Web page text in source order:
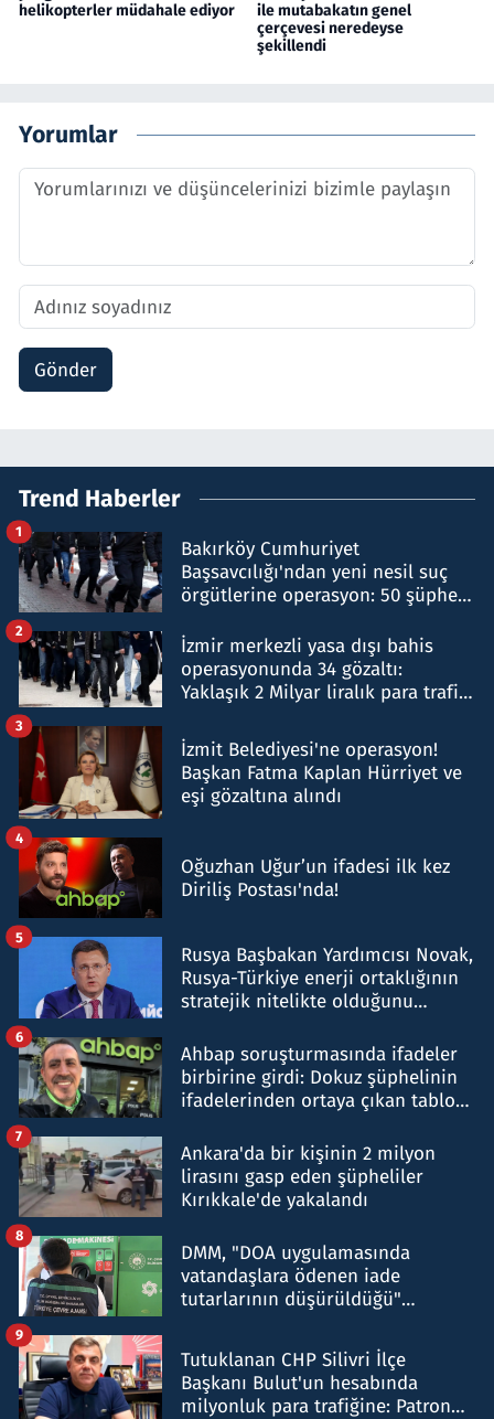
helikopterler müdahale ediyor
ile mutabakatın genel
çerçevesi neredeyse
şekillendi
Yorumlar
Gönder
Trend Haberler
Bakırköy Cumhuriyet
Başsavcılığı'ndan yeni nesil suç
örgütlerine operasyon: 50 şüpheli
1
İzmir merkezli yasa dışı bahis
operasyonunda 34 gözaltı:
Yaklaşık 2 Milyar liralık para trafiği
2
İzmit Belediyesi'ne operasyon!
Başkan Fatma Kaplan Hürriyet ve
eşi gözaltına alındı
3
Oğuzhan Uğur’un ifadesi ilk kez
Diriliş Postası'nda!
4
Rusya Başbakan Yardımcısı Novak,
Rusya-Türkiye enerji ortaklığının
stratejik nitelikte olduğunu
5
Ahbap soruşturmasında ifadeler
birbirine girdi: Dokuz şüphelinin
ifadelerinden ortaya çıkan tablo
6
Ankara'da bir kişinin 2 milyon
lirasını gasp eden şüpheliler
Kırıkkale'de yakalandı
7
DMM, "DOA uygulamasında
vatandaşlara ödenen iade
tutarlarının düşürüldüğü"
8
Tutuklanan CHP Silivri İlçe
Başkanı Bulut'un hesabında
milyonluk para trafiğine: Patron
9